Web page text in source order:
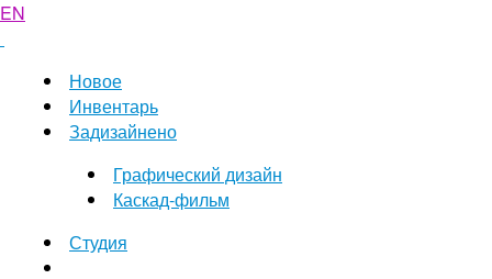
EN
Новое
Инвентарь
Задизайнено
Графический дизайн
Каскад-фильм
Студия